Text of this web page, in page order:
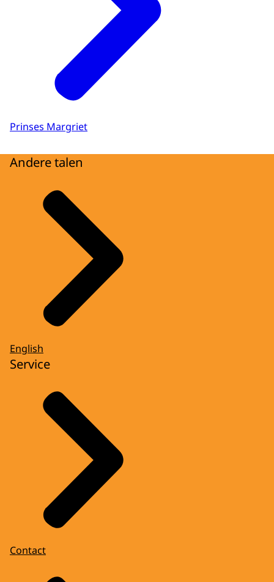
Prinses Margriet
Andere talen
English
Service
Contact